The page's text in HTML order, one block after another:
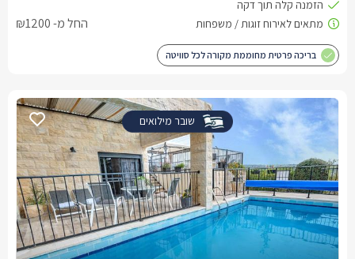
החל מ- ₪1200
בריכה פרטית מחוממת מקורה לכל סוויטה
שובר מילואים